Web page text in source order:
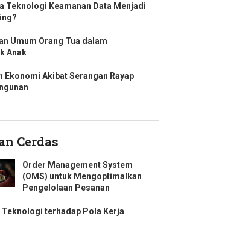
Teknologi Keamanan Data Menjadi
Umum Orang Tua dalam
Anak
Ekonomi Akibat Serangan Rayap
Cerdas
Order Management System
(OMS) untuk Mengoptimalkan
Pengelolaan Pesanan
Teknologi terhadap Pola Kerja